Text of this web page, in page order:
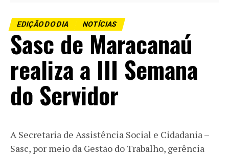
EDIÇÃO DO DIA NOTÍCIAS
Sasc de Maracanaú
realiza a III Semana
do Servidor
A Secretaria de Assistência Social e Cidadania –
Sasc, por meio da Gestão do Trabalho, gerência